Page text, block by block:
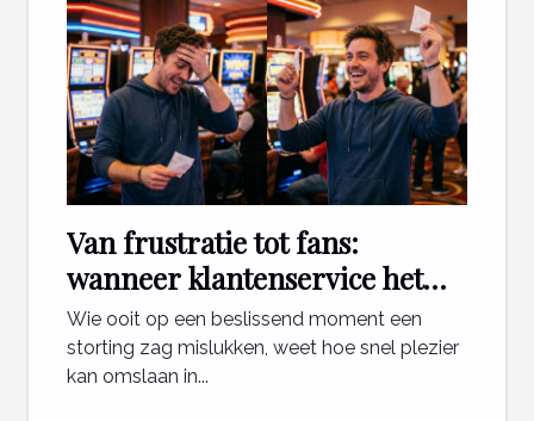
Van frustratie tot fans:
wanneer klantenservice het
verschil maakt voor gokkers
Wie ooit op een beslissend moment een
storting zag mislukken, weet hoe snel plezier
kan omslaan in...